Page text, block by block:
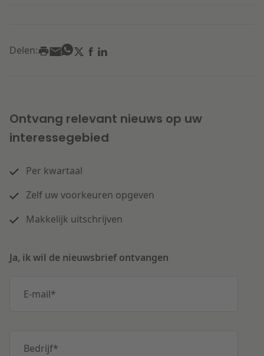
Delen:
Ontvang relevant nieuws op uw
interessegebied
Per kwartaal
Zelf uw voorkeuren opgeven
Makkelijk uitschrijven
Ja, ik wil de nieuwsbrief ontvangen
E-mail*
Bedrijf*